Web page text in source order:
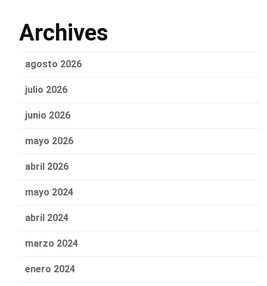
Archives
agosto 2026
julio 2026
junio 2026
mayo 2026
abril 2026
mayo 2024
abril 2024
marzo 2024
enero 2024